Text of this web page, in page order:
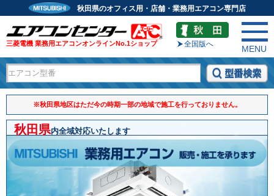
秋田県のオフィス用・店舗・業務用エアコン専門店
三菱電機 業務用エアコンオンラインNo.1ショップ 全国版へ
MENU
※秋田県地区はただ今の時期一部の地域で施工を行っておりません。
秋田県内全域対応いたします